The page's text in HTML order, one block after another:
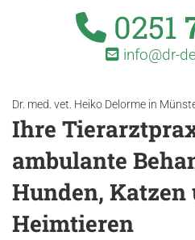
 0251
info@dr-
Dr. med. vet. Heiko Delorme in
Ihre
ambulante
Hunden, Katzen
Heimtieren